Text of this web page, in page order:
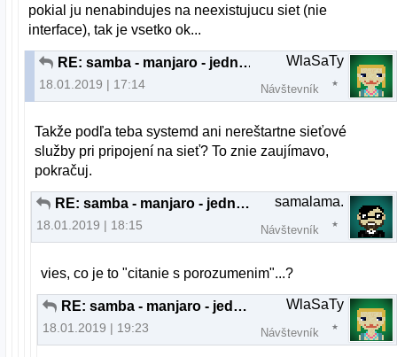
pokial ju nenabindujes na neexistujucu siet (nie
interface), tak je vsetko ok...
RE: samba - manjaro - jednoducho sa deaktivuje
18.01.2019 | 17:14
WlaSaTy
Návštevník
Takže podľa teba systemd ani nereštartne sieťové
služby pri pripojení na sieť? To znie zaujímavo,
pokračuj.
RE: samba - manjaro - jednoducho sa deaktivuje
18.01.2019 | 18:15
samalama.
Návštevník
vies, co je to "citanie s porozumenim"...?
RE: samba - manjaro - jednoducho sa deaktivuje
18.01.2019 | 19:23
WlaSaTy
Návštevník